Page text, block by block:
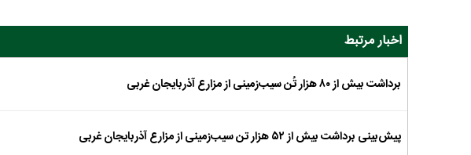
اخبار مرتبط
برداشت بیش از ۸۰ هزار تُن سیب‌زمینی از مزارع آذربایجان غربی
پیش‌بینی برداشت بیش از ۵۲ هزار تن سیب‌زمینی از مزارع آذربایجان غربی